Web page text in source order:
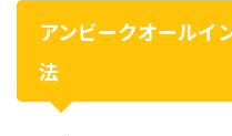
アンビークオールイ
法